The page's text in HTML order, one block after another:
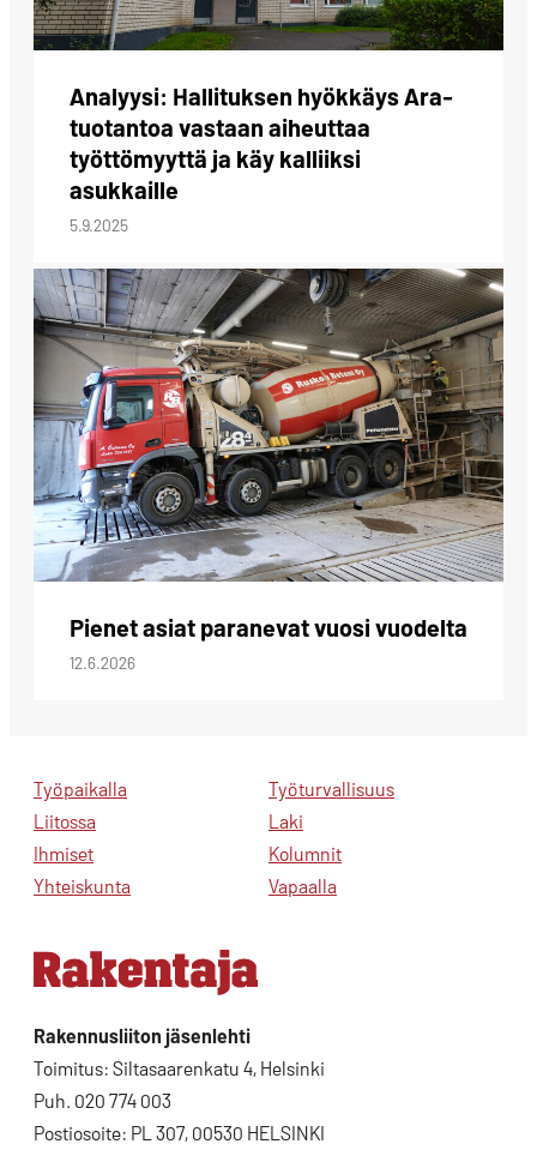
Analyysi: Hallituksen hyökkäys Ara-
tuotantoa vastaan aiheuttaa
työttömyyttä ja käy kalliiksi
asukkaille
5.9.2025
Pienet asiat paranevat vuosi vuodelta
12.6.2026
Työpaikalla
Liitossa
Ihmiset
Yhteiskunta
Työturvallisuus
Laki
Kolumnit
Vapaalla
Rakennusliiton jäsenlehti
Toimitus: Siltasaarenkatu 4, Helsinki
Puh. 020 774 003
Postiosoite: PL 307, 00530 HELSINKI